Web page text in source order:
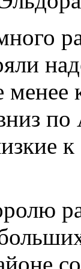
по